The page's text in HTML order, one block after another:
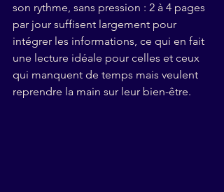
son rythme, sans pression : 2 à 4 pages
par jour suffisent largement pour
intégrer les informations, ce qui en fait
une lecture idéale pour celles et ceux
qui manquent de temps mais veulent
reprendre la main sur leur bien-être.